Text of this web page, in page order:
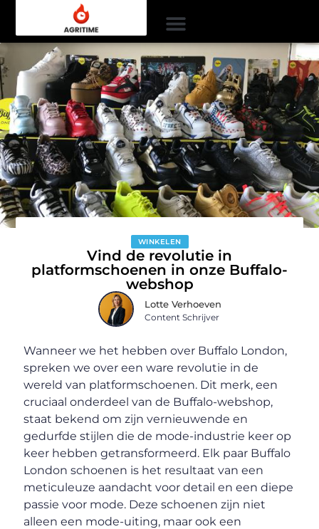
WINKELEN
Vind de revolutie in
platformschoenen in onze Buffalo-
webshop
Lotte Verhoeven
Content Schrijver
Wanneer we het hebben over Buffalo London,
spreken we over een ware revolutie in de
wereld van platformschoenen. Dit merk, een
cruciaal onderdeel van de Buffalo-webshop,
staat bekend om zijn vernieuwende en
gedurfde stijlen die de mode-industrie keer op
keer hebben getransformeerd. Elk paar Buffalo
London schoenen is het resultaat van een
meticuleuze aandacht voor detail en een diepe
passie voor mode. Deze schoenen zijn niet
alleen een mode-uiting, maar ook een